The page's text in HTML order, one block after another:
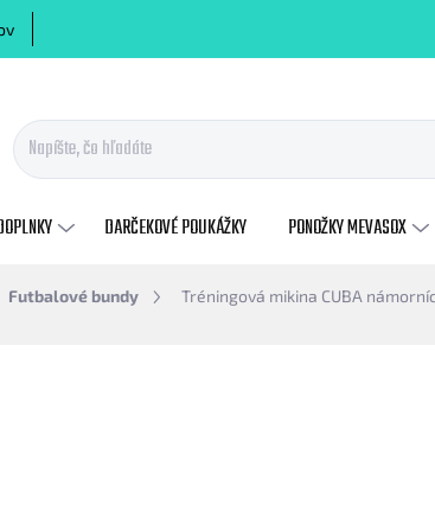
DARČEKOVÉ POUKÁŽKY PONOŽKY MEVASOX
Futbalové bundy Tréningová mikina CUBA